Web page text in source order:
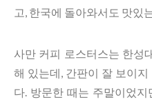
고, 한국에 돌아와서도 맛있
사만 커피 로스터스는 한성
해 있는데, 간판이 잘 보이
다. 방문한 때는 주말이었